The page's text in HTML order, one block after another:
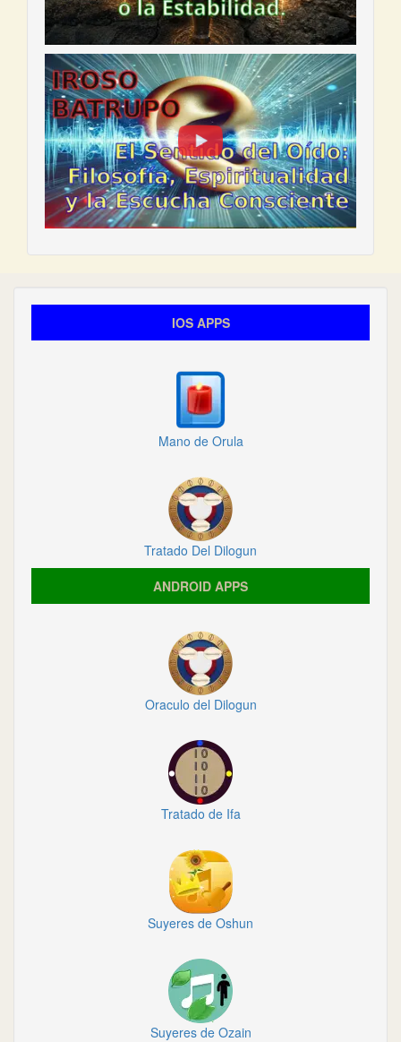
IOS APPS
Mano de Orula
Tratado Del Dilogun
ANDROID APPS
Oraculo del Dilogun
Tratado de Ifa
Suyeres de Oshun
Suyeres de Ozain